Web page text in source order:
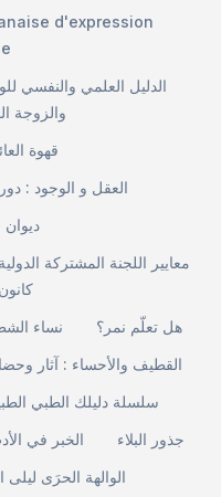
d'expression
الدليل العلمي والنفسي
والزوجة
قهوة
العقل و الوجود :
معايير اللجنة المشتركة
كانون
نساء
هل تعلّم نمر؟
القطيف والأحساء : آثار
سلسلة دليلك الطبي
الخبر في
جذور البلاء
الوالهة الحرَى